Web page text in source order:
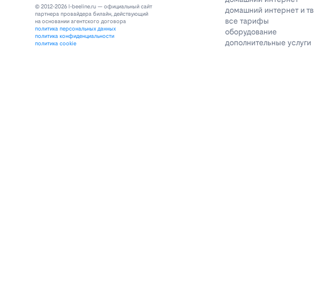
© 2012-2026 l-beeline.ru — официальный сайт
партнера провайдера билайн, действующий
на основании агентского договора
политика персональных данных
политика конфиденциальности
политика cookie
домашний интернет и тв
все тарифы
оборудование
дополнительные услуги